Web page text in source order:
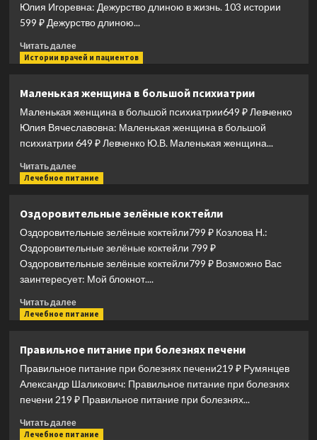
Юлия Игоревна: Дежурство длиною в жизнь. 103 истории
599 ₽ Дежурство длиною...
Читать далееПрочитать
больше
длиною
в
жизнь.
103
Истории врачей и пациентов
Маленькая женщина в большой психиатрии
Маленькая женщина в большой психиатрии649 ₽ Левченко
Юлия Вячеславовна: Маленькая женщина в большой
психиатрии 649 ₽ Левченко Ю.В. Маленькая женщина...
Читать далееПрочитать
больше
женщина
в
большой
психиатрии
Лечебное питание
Оздоровительные зелёные коктейли
Оздоровительные зелёные коктейли799 ₽ Козлова Н.:
Оздоровительные зелёные коктейли 799 ₽
Оздоровительные зелёные коктейли799 ₽ Возможно Вас
заинтересует: Мой блокнот....
Читать далееПрочитать
больше
зелёные
коктейли
Лечебное питание
Правильное питание при болезнях печени
Правильное питание при болезнях печени219 ₽ Румянцев
Александр Шаликович: Правильное питание при болезнях
печени 219 ₽ Правильное питание при болезнях...
Читать далееПрочитать
больше
Лечебное питание